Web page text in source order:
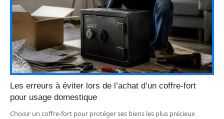
Les erreurs à éviter lors de l’achat d’un coffre-fort
pour usage domestique
Choisir un coffre-fort pour protéger ses biens les plus précieux